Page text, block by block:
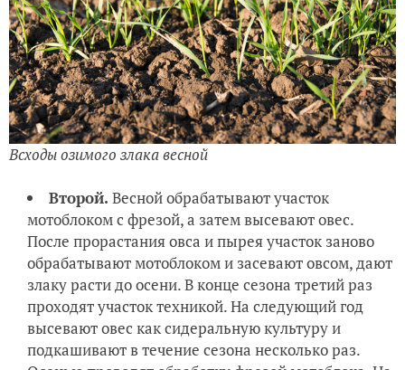
Всходы озимого злака весной
Второй. Весной обрабатывают участок
мотоблоком с фрезой, а затем высевают овес.
После прорастания овса и пырея участок заново
обрабатывают мотоблоком и засевают овсом, дают
злаку расти до осени. В конце сезона третий раз
проходят участок техникой. На следующий год
высевают овес как сидеральную культуру и
подкашивают в течение сезона несколько раз.